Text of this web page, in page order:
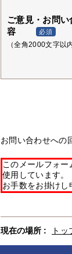
ご意見・お問い
容
必須
（全角2000文字以内
お問い合わせへの
このメールフォ
使用しています。
お手数をお掛けし
現在の場所 : トッ